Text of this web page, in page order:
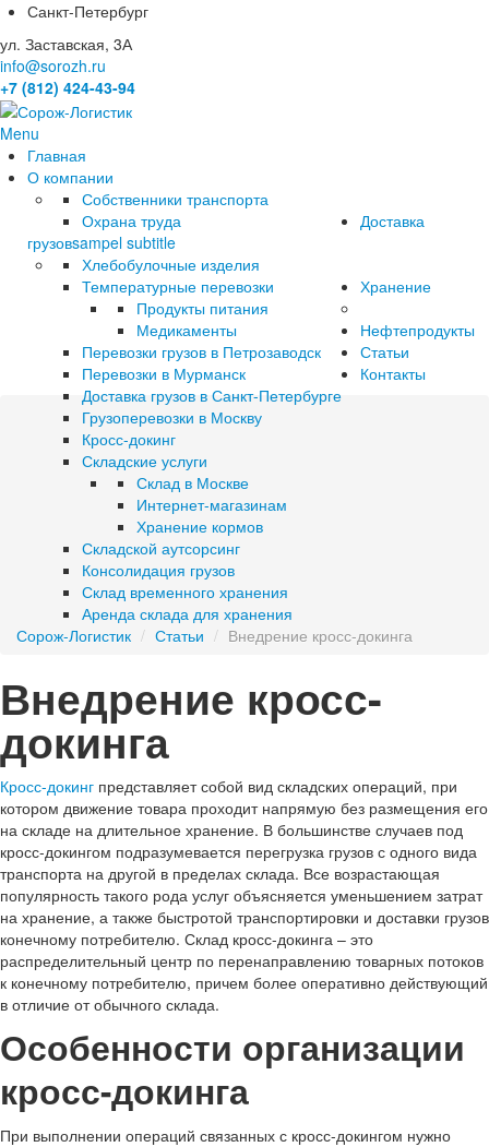
Санкт-Петербург
ул. Заставская, 3А
info@sorozh.ru
+7 (812) 424-43-94
Menu
Главная
О компании
Собственники транспорта
Охрана труда
Доставка
грузовsampel subtitle
Хлебобулочные изделия
Температурные перевозки
Продукты питания
Медикаменты
Перевозки грузов в Петрозаводск
Перевозки в Мурманск
Доставка грузов в Санкт-Петербурге
Грузоперевозки в Москву
Хранение
Кросс-докинг
Складские услуги
Склад в Москве
Интернет-магазинам
Хранение кормов
Складской аутсорсинг
Консолидация грузов
Склад временного хранения
Аренда склада для хранения
Нефтепродукты
Статьи
Контакты
Сорож-Логистик / Статьи / Внедрение кросс-докинга
Внедрение кросс-
докинга
Кросс-докинг представляет собой вид складских операций, при
котором движение товара проходит напрямую без размещения его
на складе на длительное хранение. В большинстве случаев под
кросс-докингом подразумевается перегрузка грузов с одного вида
транспорта на другой в пределах склада. Все возрастающая
популярность такого рода услуг объясняется уменьшением затрат
на хранение, а также быстротой транспортировки и доставки грузов
конечному потребителю. Склад кросс-докинга – это
распределительный центр по перенаправлению товарных потоков
к конечному потребителю, причем более оперативно действующий
в отличие от обычного склада.
Особенности организации
кросс-докинга
При выполнении операций связанных с кросс-докингом нужно